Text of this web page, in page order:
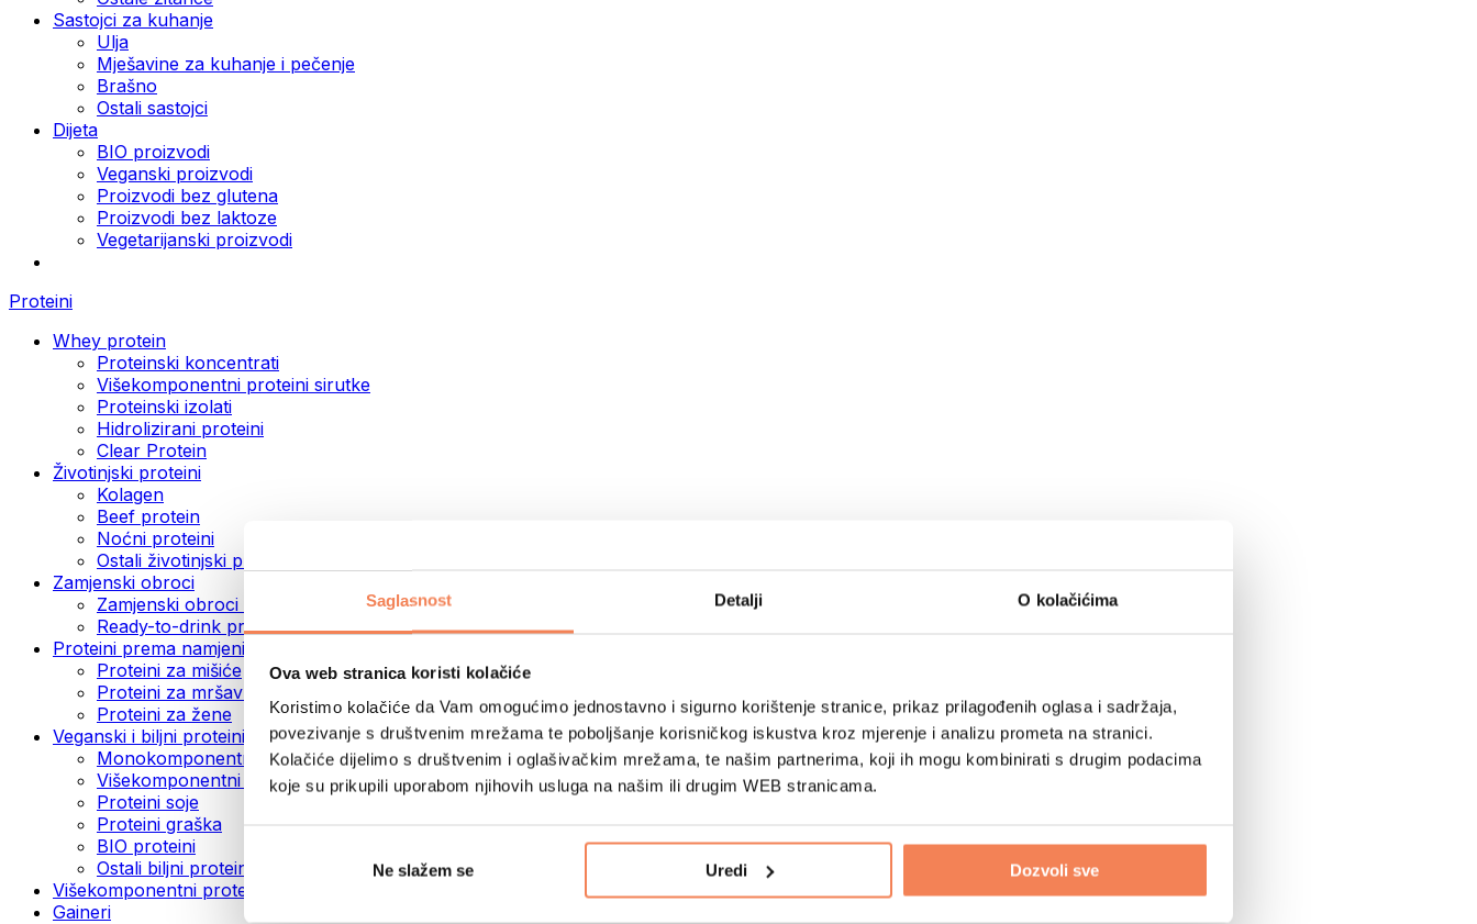
Saglasnost Detalji O kolačićima
Ova web stranica koristi kolačiće
Koristimo kolačiće da Vam omogućimo jednostavno i sigurno korištenje stranice, prikaz prilagođenih oglasa i sadržaja,
povezivanje s društvenim mrežama te poboljšanje korisničkog iskustva kroz mjerenje i analizu prometa na stranici.
Kolačiće dijelimo s društvenim i oglašivačkim mrežama, te našim partnerima, koji ih mogu kombinirati s drugim podacima
koje su prikupili uporabom njihovih usluga na našim ili drugim WEB stranicama.
Ne slažem se Uredi Dozvoli sve
Sastojci za kuhanje
Ulja
Mješavine za kuhanje i pečenje
Brašno
Ostali sastojci
Dijeta
BIO proizvodi
Veganski proizvodi
Proizvodi bez glutena
Proizvodi bez laktoze
Vegetarijanski proizvodi
Proteini
Whey protein
Proteinski koncentrati
Višekomponentni proteini sirutke
Proteinski izolati
Hidrolizirani proteini
Clear Protein
Životinjski proteini
Kolagen
Beef protein
Noćni proteini
Ostali životinjski proteini
Zamjenski obroci
Zamjenski obroci u prahu
Ready-to-drink proteinski napici
Proteini prema namjeni
Proteini za mišiće
Proteini za mršavljenje
Proteini za žene
Veganski i biljni proteini
Monokomponentni veganski proteini
Višekomponentni veganski proteini
Proteini soje
Proteini graška
BIO proteini
Ostali biljni proteini
Višekomponentni protein
Gaineri